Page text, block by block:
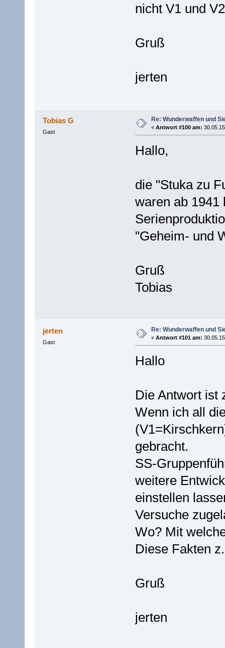
nicht V1 und
Gruß
jerten
Tobias G
Gast
Re: Wunderwaffen und
« Antwort #100 am:
Hallo,
die "Stuka zu
waren ab 1941
"Geheim- und
Gruß
Tobias
jerten
Gast
Re: Wunderwaffen und
« Antwort #101 am:
Hallo
Die Antwort ist
Wenn ich all
gebracht.
SS-
weitere
einstellen
Versuche
Wo? Mit
Diese Fakten
Gruß
jerten